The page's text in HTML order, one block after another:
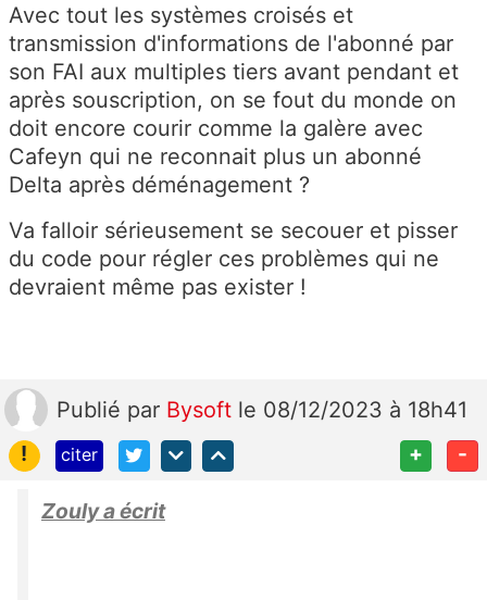
Avec tout les systèmes croisés et
transmission d'informations de l'abonné par
son FAI aux multiples tiers avant pendant et
après souscription, on se fout du monde on
doit encore courir comme la galère avec
Cafeyn qui ne reconnait plus un abonné
Delta après déménagement ?
Va falloir sérieusement se secouer et pisser
du code pour régler ces problèmes qui ne
devraient même pas exister !
Publié par Bysoft le 08/12/2023 à 18h41
!
citer + -
Zouly a écrit